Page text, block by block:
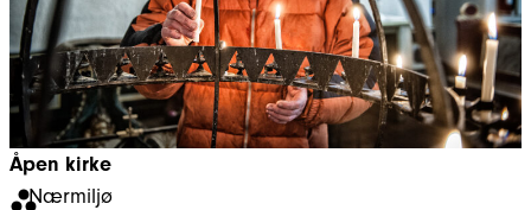
Åpen kirke
Nærmiljø